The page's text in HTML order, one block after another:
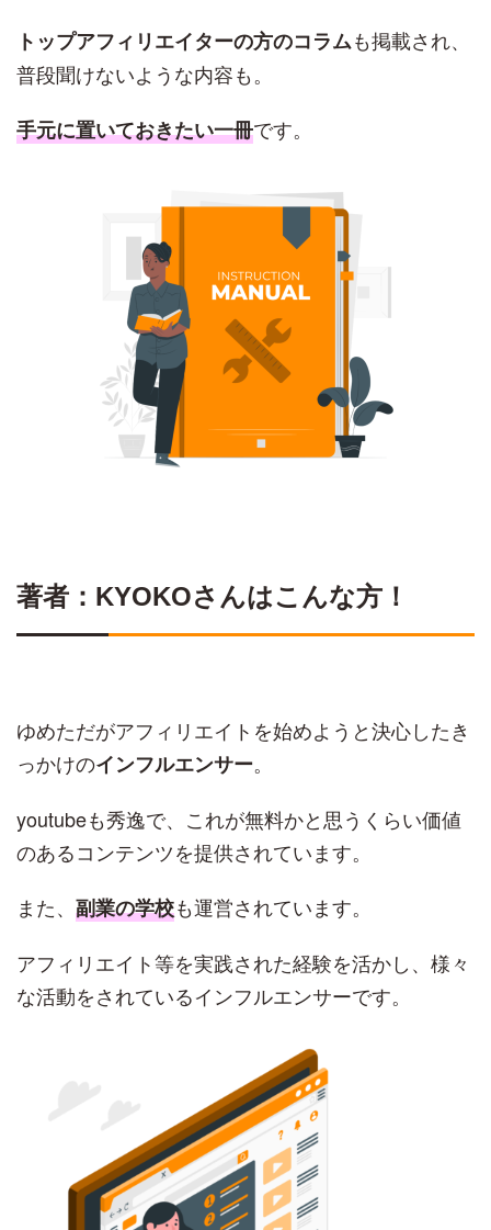
トップアフィリエイターの方のコラムも掲載され、
普段聞けないような内容も。
手元に置いておきたい一冊です。
著者：KYOKOさんはこんな方！
ゆめただがアフィリエイトを始めようと決心したき
っかけのインフルエンサー。
youtubeも秀逸で、これが無料かと思うくらい価値
のあるコンテンツを提供されています。
また、 副業の学校も運営されています。
アフィリエイト等を実践された経験を活かし、様々
な活動をされているインフルエンサーです。